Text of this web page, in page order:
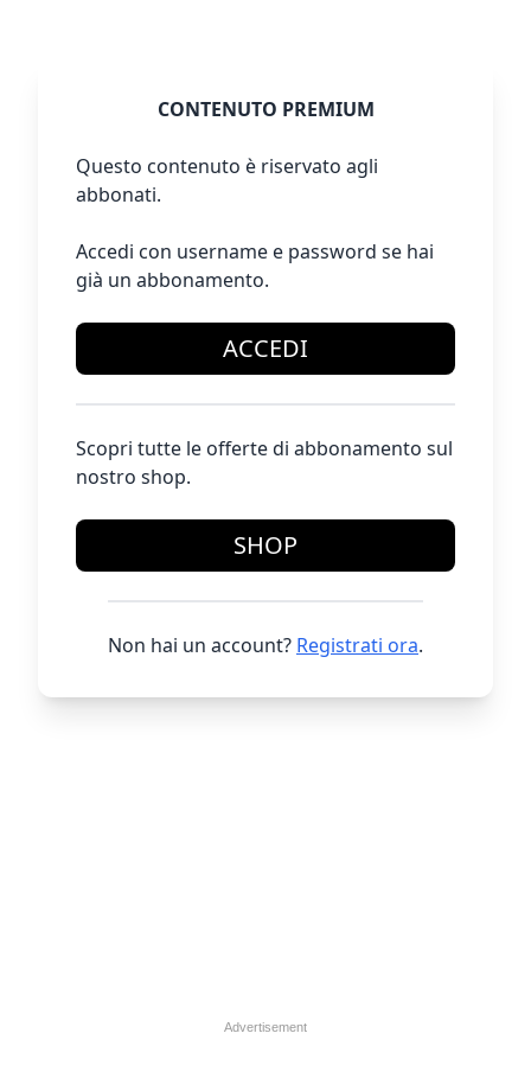
CONTENUTO PREMIUM
Questo contenuto è riservato agli
abbonati.
Accedi con username e password se hai
già un abbonamento.
ACCEDI
Scopri tutte le offerte di abbonamento sul
nostro shop.
SHOP
Non hai un account? Registrati ora.